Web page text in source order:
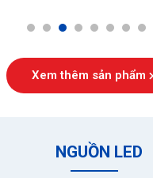
1 2 3 4 5 6 7 8
Xem thêm sản phẩm
NGUỒN LED